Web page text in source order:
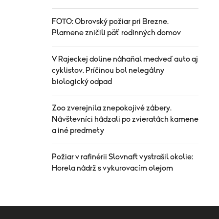
FOTO: Obrovský požiar pri Brezne.
Plamene zničili päť rodinných domov
V Rajeckej doline náhaňal medveď auto aj
cyklistov. Príčinou bol nelegálny
biologický odpad
Zoo zverejnila znepokojivé zábery.
Návštevníci hádzali po zvieratách kamene
a iné predmety
Požiar v rafinérii Slovnaft vystrašil okolie:
Horela nádrž s vykurovacím olejom